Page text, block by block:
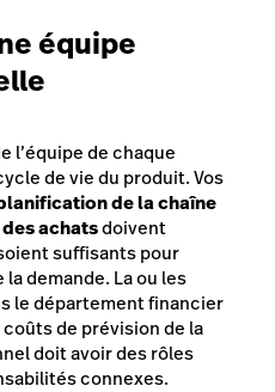
équipe
l’équipe de chaque
de vie du produit. Vos
de la chaîne
achatsdoivent
suffisants pour
demande. La ou les
le département financier
de prévision de la
doit avoir des rôles
connexes.